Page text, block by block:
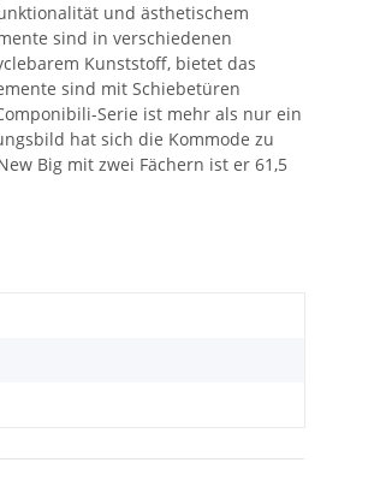
und ästhetischem
sind in verschiedenen
Kunststoff, bietet das
sind mit Schiebetüren
Serie ist mehr als nur ein
hat sich die Kommode zu
Big mit zwei Fächern ist er 61,5